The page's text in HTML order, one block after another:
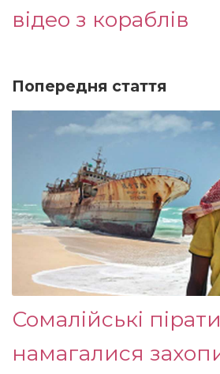
відео з кораблів
Попередня стаття
Сомалійські пірати
намагалися